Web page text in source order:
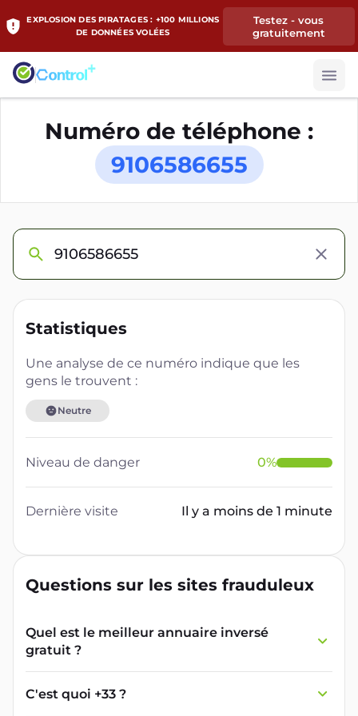
EXPLOSION DES PIRATAGES : +100 MILLIONS
DE DONNÉES VOLÉES
Testez - vous
gratuitement
Numéro de téléphone :
9106586655
Statistiques
Une analyse de ce numéro indique que les
gens le trouvent :
Neutre
Niveau de danger 0%
Dernière visite Il y a moins de 1 minute
Questions sur les sites frauduleux
Quel est le meilleur annuaire inversé
gratuit ?
France Verif inclut une fonctionnalité de
recherche de numéro inversée qui est efficace
et gratuite pour identifier les appelants
C'est quoi +33 ?
L'indicatif +33 est le code téléphonique